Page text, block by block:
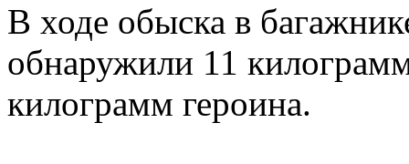
В ходе обыска в
обнаружили 11
килограмм героина.